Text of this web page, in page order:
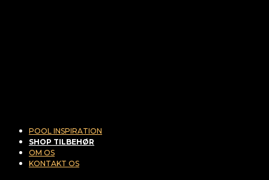
POOL INSPIRATION
SHOP TILBEHØR
OM OS
KONTAKT OS